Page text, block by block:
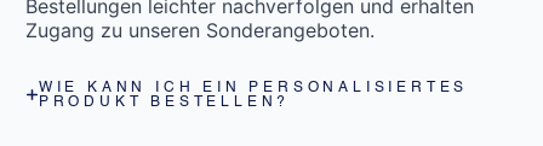
Bestellungen leichter nachverfolgen und erhalten
Zugang zu unseren Sonderangeboten.
WIE KANN ICH EIN PERSONALISIERTES
PRODUKT BESTELLEN?